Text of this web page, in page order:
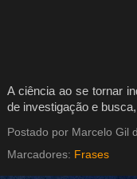
A ciência ao se tornar
de investigação e
Postado por Marcelo Gil
Marcadores: Frases